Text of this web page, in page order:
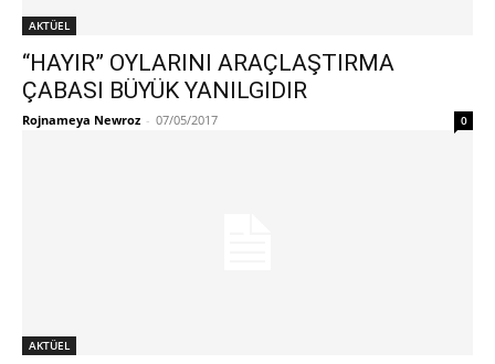
AKTÜEL
“HAYIR” OYLARINI ARAÇLAŞTIRMA
ÇABASI BÜYÜK YANILGIDIR
Rojnameya Newroz - 07/05/2017 0
AKTÜEL